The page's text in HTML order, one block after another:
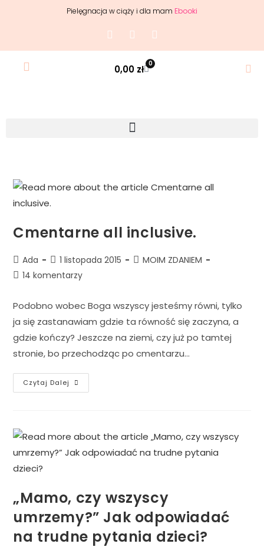
Pielęgnacja w ciąży i dla mam Ebooki
0,00 zł 0
Cmentarne all inclusive.
Ada 1 listopada 2015
MOIM ZDANIEM
14 komentarzy
Podobno wobec Boga wszyscy jesteśmy równi, tylko
ja się zastanawiam gdzie ta równość się zaczyna, a
gdzie kończy? Jeszcze na ziemi, czy już po tamtej
stronie, bo przechodząc po cmentarzu…
Czytaj Dalej
„Mamo, czy wszyscy
umrzemy?” Jak odpowiadać
na trudne pytania dzieci?